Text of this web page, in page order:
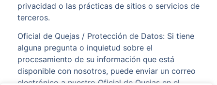
privacidad o las prácticas de sitios o servicios de
terceros.
Oficial de Quejas / Protección de Datos: Si tiene
alguna pregunta o inquietud sobre el
procesamiento de su información que está
disponible con nosotros, puede enviar un correo
electrónico a nuestro Oficial de Quejas en el